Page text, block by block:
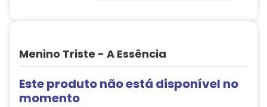
Menino Triste - A Essência
Este produto não está disponível no
momento